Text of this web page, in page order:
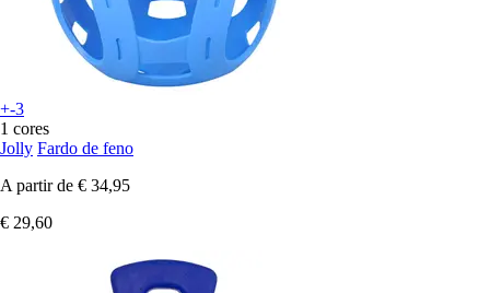
+-3
1 cores
Jolly Fardo de feno
A partir de € 34,95
€ 29,60